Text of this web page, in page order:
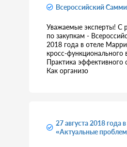
Всероссийский
Уважаемые эксперты! С
по закупкам -
2018 года в отеле
кросс-функционального
Практика
Как организо
27 августа 2018 года
«Актуальные